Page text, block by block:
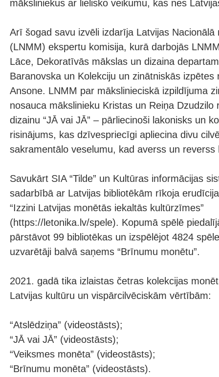
māksliniekus ar lielisko veikumu, kas nes
Arī šogad savu izvēli izdarīja Latvijas Nacionālā
(LNMM) ekspertu komisija, kurā darbojās
Lāce, Dekoratīvās mākslas un dizaina
Baranovska un Kolekciju un zinātniskās izpētes
Ansone. LNMM par mākslinieciskā izpildījuma
nosauca mākslinieku Kristas un Reiņa Dzudzilo
dizainu “JĀ vai JĀ” – pārliecinoši lakonisks un
risinājums, kas dzīvespriecīgi apliecina divu
sakramentālo veselumu, kad averss un reverss
Savukārt SIA “Tilde” un Kultūras informācijas
sadarbībā ar Latvijas bibliotēkām rīkoja
“Izzini Latvijas monētās iekaltās kultūrzīmes”
(https://letonika.lv/spele). Kopumā spēlē
pārstāvot 99 bibliotēkas un izspēlējot 4824
uzvarētāji balvā saņems “Brīnumu monētu”.
2021. gadā tika izlaistas četras kolekcijas
Latvijas kultūru un vispārcilvēciskām vērtībām:
“Atslēdziņa” (videostāsts);
“JĀ vai JĀ” (videostāsts);
“Veiksmes monēta” (videostāsts);
“Brīnumu monēta” (videostāsts).